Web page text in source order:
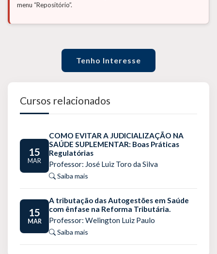
menu “Repositório”.
Tenho Interesse
Cursos relacionados
15
MAR
COMO EVITAR A JUDICIALIZAÇÃO NA
SAÚDE SUPLEMENTAR: Boas Práticas
Regulatórias
Professor: José Luiz Toro da Silva
Saiba mais
15
MAR
A tributação das Autogestões em Saúde
com ênfase na Reforma Tributária.
Professor: Welington Luiz Paulo
Saiba mais